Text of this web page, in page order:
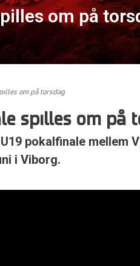
om på
om på torsdag
spilles om på
pokalfinale mellem
i Viborg.